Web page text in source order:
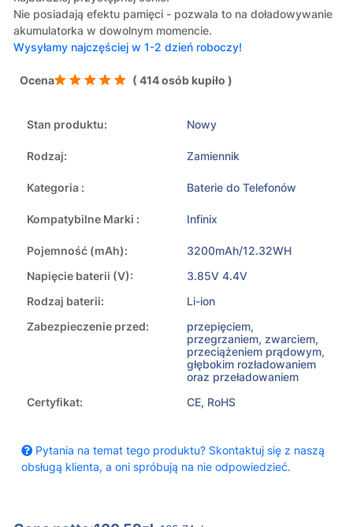
Nie posiadają efektu pamięci - pozwala to na doładowywanie
akumulatorka w dowolnym momencie.
Wysyłamy najczęściej w 1-2 dzień roboczy!
Ocena ( 414 osób kupiło )
Stan produktu: Nowy
Rodzaj: Zamiennik
Kategoria : Baterie do Telefonów
Kompatybilne Marki : Infinix
Pojemność (mAh):
3200mAh/12.32WH
Napięcie baterii (V):
3.85V 4.4V
Rodzaj baterii:
Li-ion
Zabezpieczenie przed:
przepięciem,
przegrzaniem, zwarciem,
przeciążeniem prądowym,
głębokim rozładowaniem
oraz przeładowaniem
Certyfikat:
CE, RoHS
Pytania na temat tego produktu? Skontaktuj się z naszą
obsługą klienta, a oni spróbują na nie odpowiedzieć.